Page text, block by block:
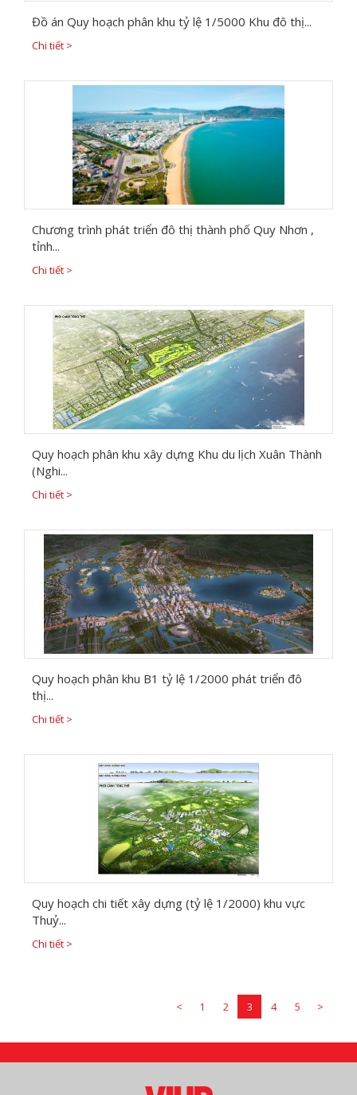
Đồ án Quy hoạch phân khu tỷ lệ 1/5000 Khu đô thị...
Chi tiết >
Chương trình phát triển đô thị thành phố Quy Nhơn ,
tỉnh...
Chi tiết >
Quy hoạch phân khu xây dựng Khu du lịch Xuân Thành
(Nghi...
Chi tiết >
Quy hoạch phân khu B1 tỷ lệ 1/2000 phát triển đô
thị...
Chi tiết >
Quy hoạch chi tiết xây dựng (tỷ lệ 1/2000) khu vực
Thuỷ...
Chi tiết >
< 1 2 3 4 5 >